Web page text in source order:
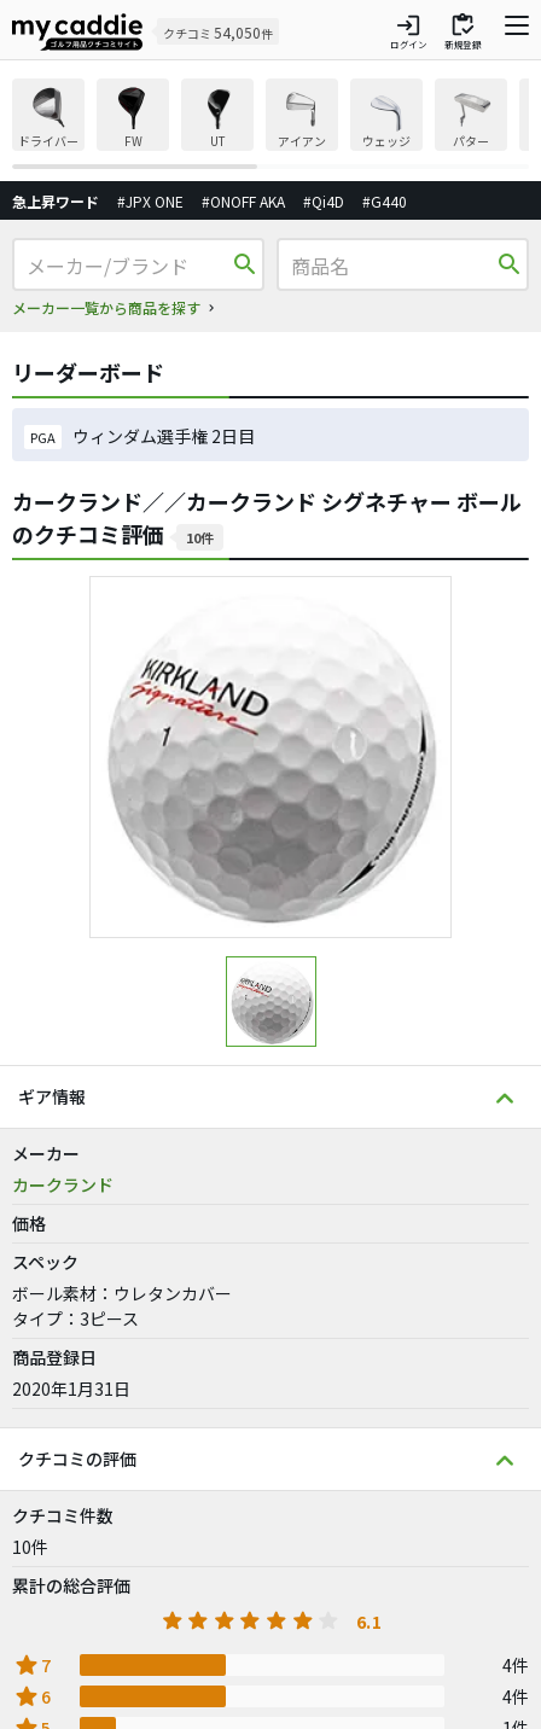
クチコミ 54,050件 login
ログイン
inventory
新規登録
ドライバー FW UT アイアン ウェッジ パター
急上昇ワード #JPX ONE #ONOFF AKA #Qi4D #G440
search
メーカー一覧から商品を探す
search
リーダーボード
PGA ウィンダム選手権 2日目
カークランド／／カークランド シグネチャー ボール
のクチコミ評価
10件
ギア情報
メーカー
カークランド
価格
スペック
ボール素材：ウレタンカバー
タイプ：3ピース
商品登録日
2020年1月31日
クチコミの評価
クチコミ件数
10件
累計の総合評価
6.1
star 7 4件
star 6 4件